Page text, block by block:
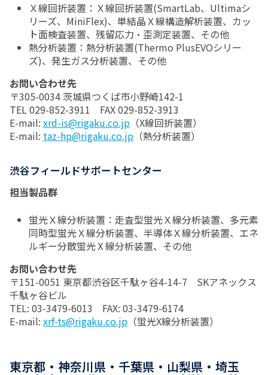
Ｘ線回折装置：Ｘ線回折装置(SmartLab、Ultimaシ
リーズ、MiniFlex)、単結晶Ｘ線構造解析装置、カッ
ト面検査装置、残留応力・歪測定装置、その他
熱分析装置：熱分析装置(Thermo PlusEVOシリー
ズ)、発生ガス分析装置、その他
お問い合わせ先
〒305-0034 茨城県つくば市小野崎142-1
TEL 029-852-3911 FAX 029-852-3913
E-mail: xrd-is@rigaku.co.jp （X線回折装置）
E-mail: taz-hp@rigaku.co.jp （熱分析装置）
渋谷フィールドサポートセンター
担当製品群
蛍光Ｘ線分析装置：走査型蛍光Ｘ線分析装置、多元素
同時型蛍光Ｘ線分析装置、半導体Ｘ線分析装置、エネ
ルギー分散蛍光Ⅹ線分析装置、その他
お問い合わせ先
〒151-0051 東京都渋谷区千駄ヶ谷4-14-7 SKアネックス
千駄ヶ谷ビル
TEL: 03-3479-6013 FAX: 03-3479-6174
E-mail: xrf-ts@rigaku.co.jp （蛍光X線分析装置）
東京都・神奈川県・千葉県・山梨県・埼玉